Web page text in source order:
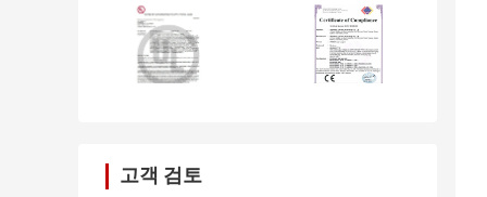
고객 검토